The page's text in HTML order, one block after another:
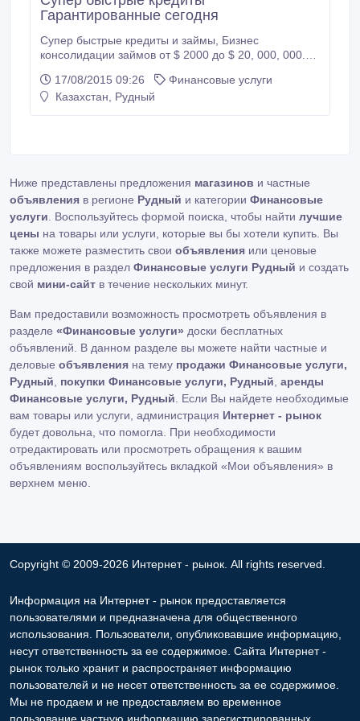
Гарантированные сегодня
Супер быстрые кредиты и займы, Бизнес
консолидации займов от $ 2000 до $ 20, 000, 000.00
тот же день выплаты. Предложение доступно для
всего региона. применять свяжитесь с нами по
17/08/2015 09:26
Финансовые услуги
Казахстан, Рудный
Ниже представлены предложения магазинов и частные
объявления в регионе Рудный и категории Финансовые
услуги. Воспользуйтесь формой поиска, чтобы найти лучшие
цены на товары или услуги, которые вы бы хотели купить. Вы
также можете разместить свои объявления или ценовые
предложения в раздел Финансовые услуги Рудный и создать
свой мини-сайт в течение нескольких минут.
Вам предоставили возможность просмотреть объявления в
разделе «Финансовые услуги» доски бесплатных
объявлений. В данном разделе вы можете найти частные и
деловые объявления на тему продажи Финансовые услуги,
Рудный, покупки Финансовые услуги, Рудный, аренды
Финансовые услуги, Рудный. Если Вы найдете необходимые
вам товары или услуги, администрация Интернет - рынок
будет довольна, что помогла. При необходимости
отредактировать или просмотреть обращения к вашим
объявлениям воспользуйтесь вкладкой «Мои объявления» в
верхнем меню.
Copyright © 2009-2026 Интернет - рынок. All rights reserved.
Информация на Интернет - рынок предоставляется
пользователями и предназначена для общественного
использования. Пользователи, опубликовавшие информацию,
несут ответственность за ее содержимое. Сайта Интернет -
рынок только хранит и распространяет информацию
пользователей и не несет ответственность за ее содержимое.
Мы не продаем и не предоставляем во временное